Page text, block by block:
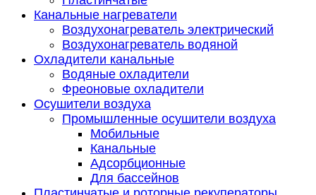
Канальные нагреватели
Воздухонагреватель электрический
Воздухонагреватель водяной
Охладители канальные
Водяные охладители
Фреоновые охладители
Осушители воздуха
Промышленные осушители воздуха
Мобильные
Канальные
Адсорбционные
Для бассейнов